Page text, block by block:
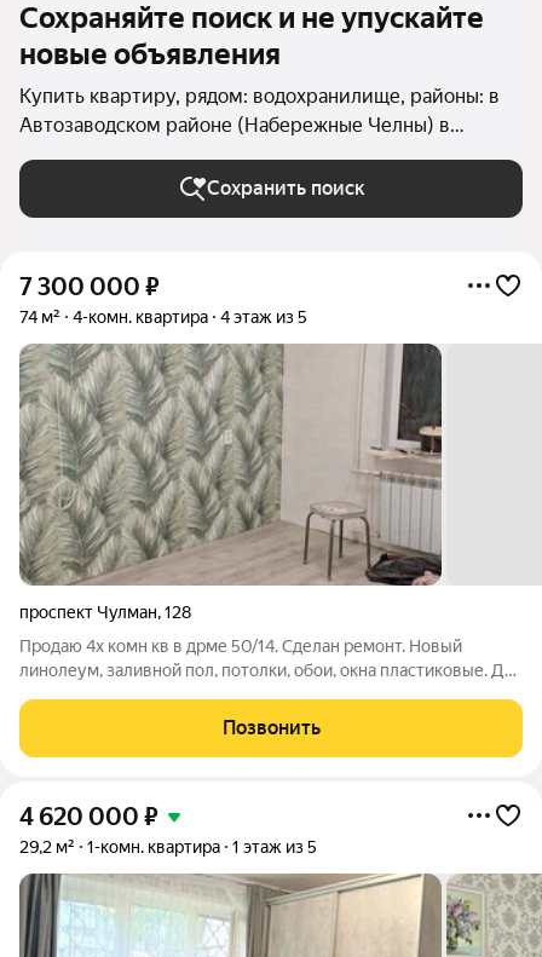
Сохраняйте поиск и не упускайте
новые объявления
Купить квартиру, рядом: водохранилище, районы: в
Автозаводском районе (Набережные Челны) в
Набережных Челнах
Сохранить поиск
7 300 000 ₽
74 м² 4-комн. квартира 4 этаж из 5
проспект Чулман,128
Продаю 4х комн кв в дрме 50/14. Сделан ремонт. Новый
линолеум, заливной пол, потолки, обои, окна пластиковые. Два
Просторная. Вид Храм, на речку, другая сторона на гимназию.
Без эффекта окна в
Позвонить
4 620 000 ₽
29,2 м² 1-комн. квартира 1 этаж из 5